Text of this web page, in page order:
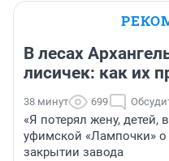
В лесах
лисичек: как их
38 минут 699
«Я потерял жену, детей,
уфимской «Лампочки» о
закрытии завода